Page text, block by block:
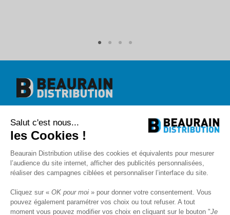
1 rue de l'abbé Caron
BP 40020
80390 Fressenneville
contact@beaurain-distribution.com
Qui sommes-nous?
Mentions légales
CGV
Politique de protection des données
Salut c'est nous...
les Cookies !
Beaurain Distribution utilise des cookies et équivalents pour mesurer
l’audience du site internet, afficher des publicités personnalisées,
réaliser des campagnes ciblées et personnaliser l’interface du site.
Cliquez sur « OK pour moi » pour donner votre consentement. Vous
pouvez également paramétrer vos choix ou tout refuser. A tout
moment vous pouvez modifier vos choix en cliquant sur le bouton "Je